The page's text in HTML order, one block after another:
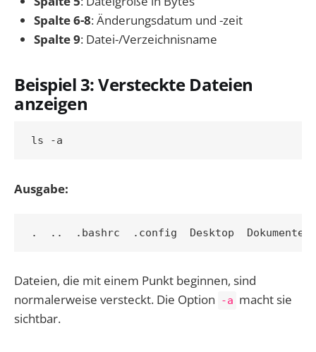
Spalte 6-8: Änderungsdatum und -zeit
Spalte 9: Datei-/Verzeichnisname
Beispiel 3: Versteckte Dateien
anzeigen
Ausgabe:
Dateien, die mit einem Punkt beginnen, sind
normalerweise versteckt. Die Option
-a macht sie
sichtbar.